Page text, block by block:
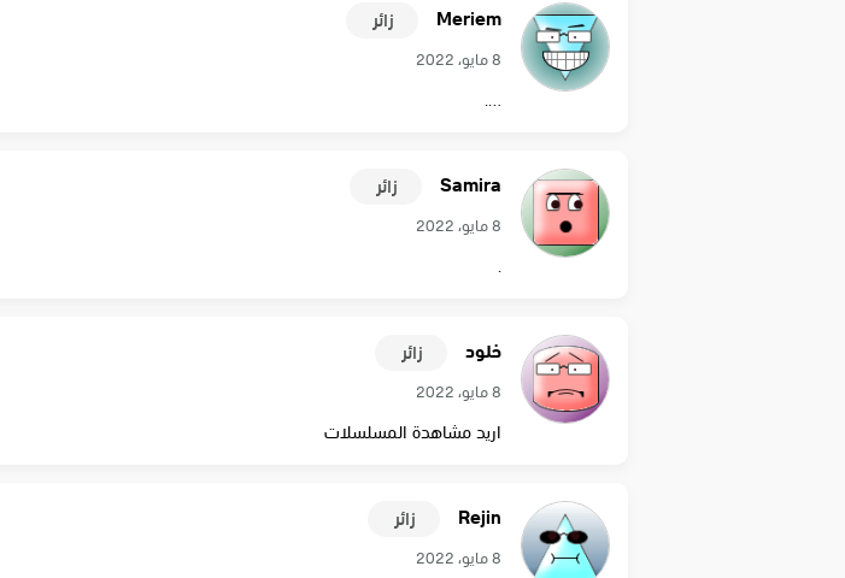
Meriem زائر
8 مايو، 2022
….
Samira زائر
8 مايو، 2022
.
خلود زائر
8 مايو، 2022
اريد مشاهدة المسلسلات
Rejin زائر
8 مايو، 2022